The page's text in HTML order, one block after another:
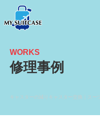
WORKS
修理事例